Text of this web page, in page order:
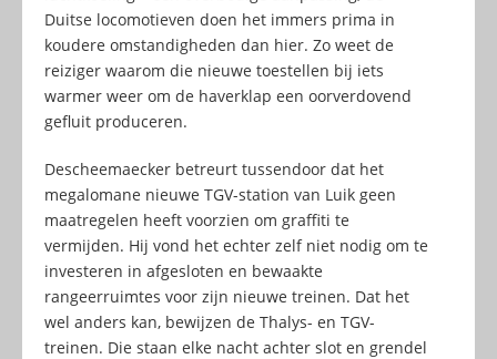
Duitse locomotieven doen het immers prima in
koudere omstandigheden dan hier. Zo weet de
reiziger waarom die nieuwe toestellen bij iets
warmer weer om de haverklap een oorverdovend
gefluit produceren.
Descheemaecker betreurt tussendoor dat het
megalomane nieuwe TGV-station van Luik geen
maatregelen heeft voorzien om graffiti te
vermijden. Hij vond het echter zelf niet nodig om te
investeren in afgesloten en bewaakte
rangeerruimtes voor zijn nieuwe treinen. Dat het
wel anders kan, bewijzen de Thalys- en TGV-
treinen. Die staan elke nacht achter slot en grendel